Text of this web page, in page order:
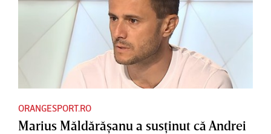
ORANGESPORT.RO
Marius Măldărăşanu a susţinut că Andrei